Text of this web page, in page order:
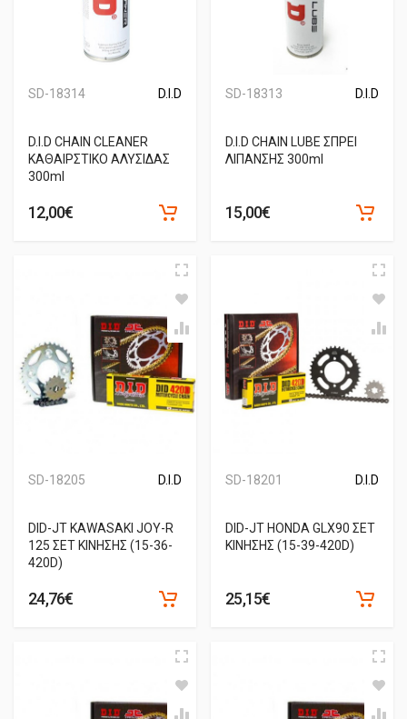
SD-18314 D.I.D
D.I.D CHAIN CLEANER
ΚΑΘΑΙΡΣΤΙΚΟ ΑΛΥΣΙΔΑΣ
300ml
12,00€
SD-18313 D.I.D
D.I.D CHAIN LUBE ΣΠΡΕΙ
ΛΙΠΑΝΣΗΣ 300ml
15,00€
SD-18205 D.I.D
DID-JT KAWASAKI JOY-R
125 ΣΕΤ ΚΙΝΗΣΗΣ (15-36-
420D)
24,76€
SD-18201 D.I.D
DID-JT HONDA GLX90 ΣΕΤ
ΚΙΝΗΣΗΣ (15-39-420D)
25,15€